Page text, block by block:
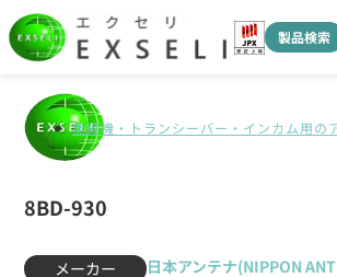
製品検索
無線機・トランシーバー・インカム用の
8BD-930
メーカー
日本アンテナ(NIPPON